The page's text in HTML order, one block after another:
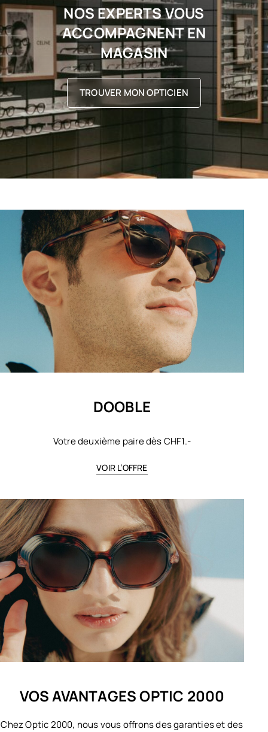
NOS EXPERTS VOUS
ACCOMPAGNENT EN
MAGASIN
TROUVER MON OPTICIEN
DOOBLE
Votre deuxième paire dès CHF1.-
VOIR L’OFFRE
VOS AVANTAGES OPTIC 2000
Chez Optic 2000, nous vous offrons des garanties et des